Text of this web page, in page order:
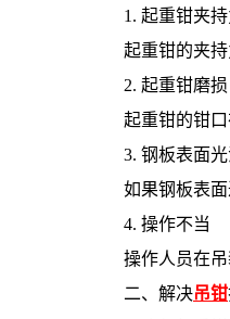
1. 起重钳夹持
起重钳的夹持力
2. 起重钳磨损
起重钳的钳口在
3. 钢板表面光
如果钢板表面过
4. 操作不当
操作人员在吊装
二、解决吊钳